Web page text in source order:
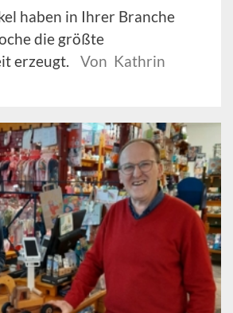
haben in Ihrer Branche
die größte
erzeugt.
Von Kathrin